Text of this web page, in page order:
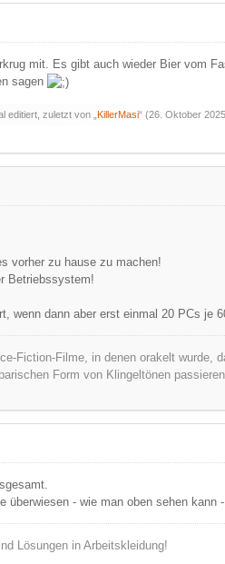
mit. Es gibt auch wieder Bier vom
sagen
editiert, zuletzt von „KillerMasi“ (26. Oktober
vorher zu hause zu machen!
Betriebssystem!
wenn dann aber erst einmal 20 PCs je
Fiction-Filme, in denen orakelt wurde,
Form von Klingeltönen
überwiesen - wie man oben sehen kann
Lösungen in Arbeitskleidung!